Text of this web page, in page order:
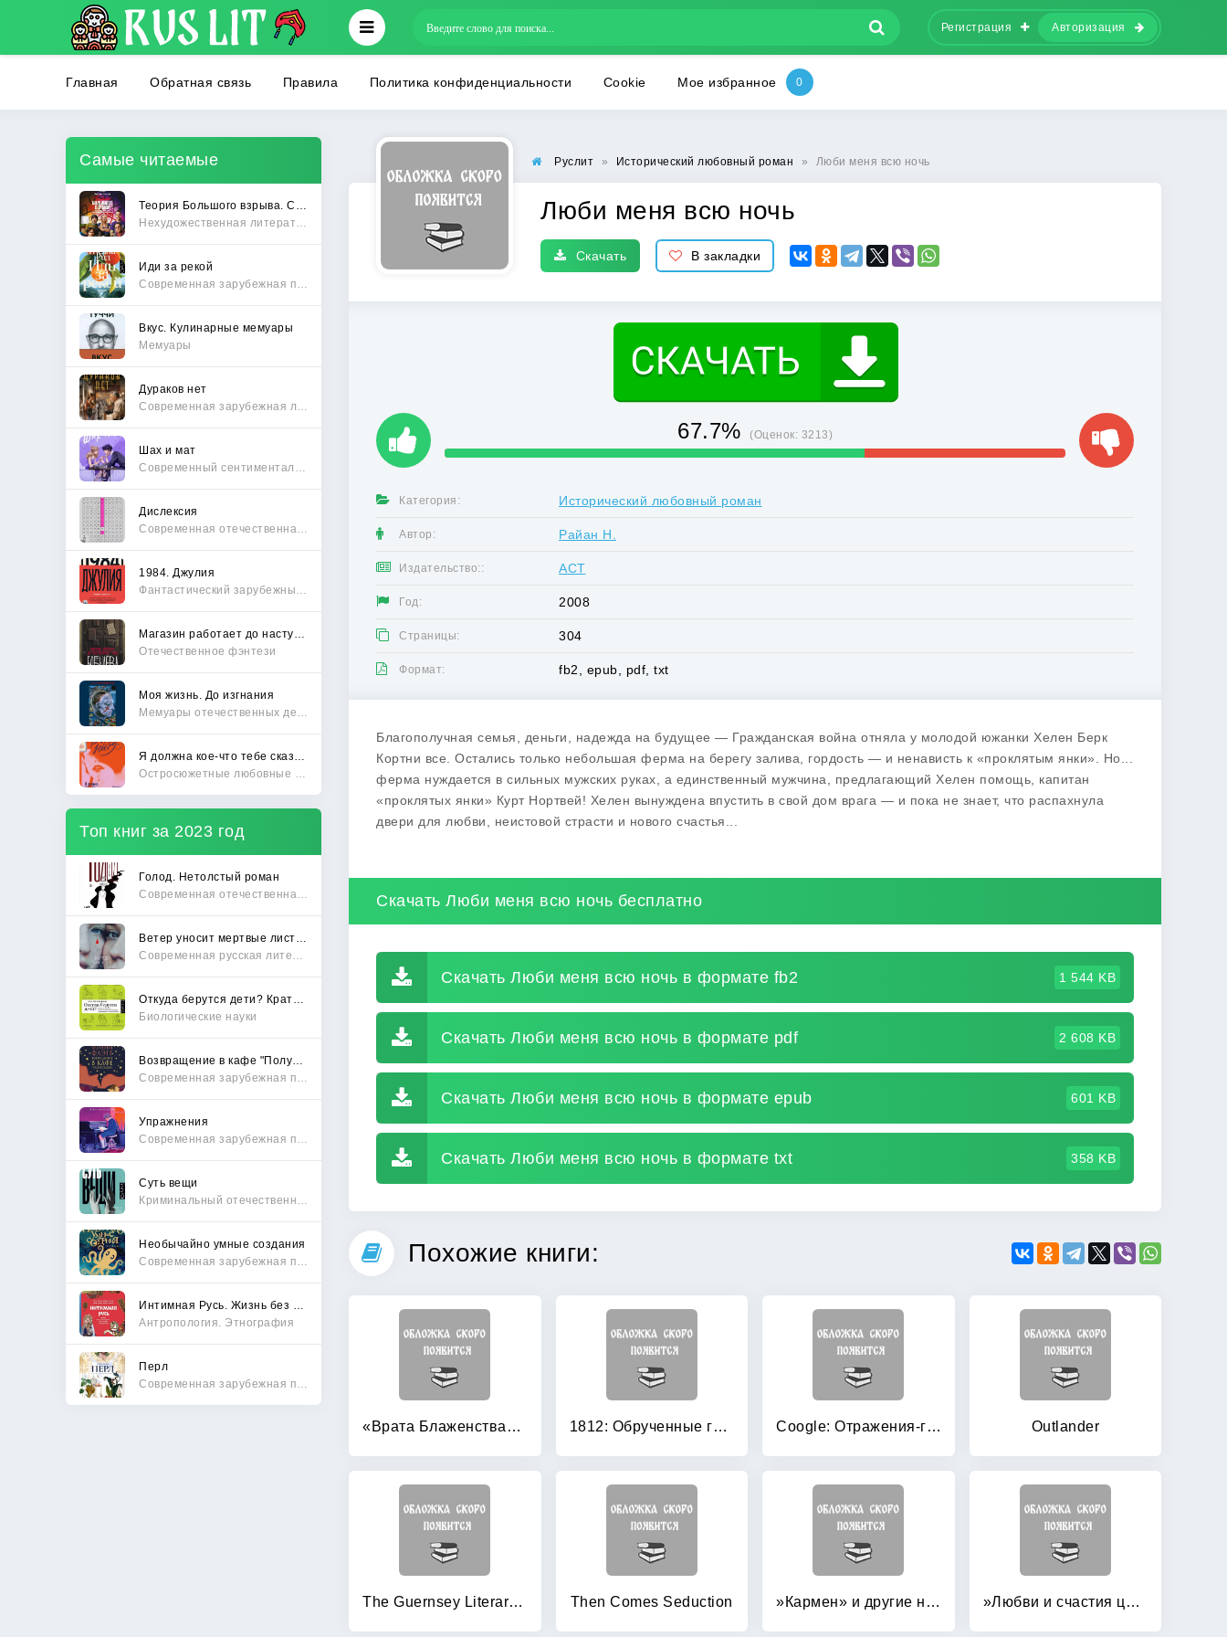
Регистрация Авторизация
Главная Обратная связь Правила Политика конфиденциальности Cookie Мое избранное
Самые читаемые
Иди за рекой
Вкус. Кулинарные мемуары
Мемуары
Дураков нет
Шах и мат
Дислексия
1984. Джулия
Отечественное фэнтези
Моя жизнь. До изгнания
Топ книг за 2023 год
Голод. Нетолстый роман
Биологические науки
Упражнения
Суть вещи
Необычайно умные создания
Антропология. Этнография
Перл
Руслит » Исторический любовный роман » Люби меня всю ночь
Люби меня всю ночь
Скачать В закладки
67.7% (Оценок: 3213)
Категория: Исторический любовный роман
Автор: Райан Н.
Издательство:: АСТ
Год: 2008
Страницы: 304
Формат: fb2, epub, pdf, txt
Благополучная семья, деньги, надежда на будущее — Гражданская война отняла у молодой южанки Хелен Берк
Кортни все. Остались только небольшая ферма на берегу залива, гордость — и ненависть к «проклятым янки». Но...
ферма нуждается в сильных мужских руках, а единственный мужчина, предлагающий Хелен помощь, капитан
«проклятых янки» Курт Нортвей! Хелен вынуждена впустить в свой дом врага — и пока не знает, что распахнула
двери для любви, неистовой страсти и нового счастья...
Скачать Люби меня всю ночь бесплатно
Скачать Люби меня всю ночь в формате fb2 1 544 KB
Скачать Люби меня всю ночь в формате pdf 2 608 KB
Скачать Люби меня всю ночь в формате epub 601 KB
Скачать Люби меня всю ночь в формате txt 358 KB
Похожие книги:
«Врата Блаженства»: Любовь Роксоланы 1812: Обрученные грозой Coogle: Отражения-глюк Outlander
The Guernsey Literary and Potato Peel Pie Society Then Comes Seduction »Кармен» и другие новеллы »Любви и счастия царице: «